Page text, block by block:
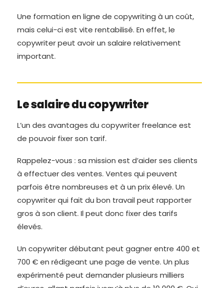
Une formation en ligne de copywriting à un coût,
mais celui-ci est vite rentabilisé. En effet, le
copywriter peut avoir un salaire relativement
important.
Le salaire du copywriter
L’un des avantages du copywriter freelance est
de pouvoir fixer son tarif.
Rappelez-vous : sa mission est d’aider ses clients
à effectuer des ventes. Ventes qui peuvent
parfois être nombreuses et à un prix élevé. Un
copywriter qui fait du bon travail peut rapporter
gros à son client. Il peut donc fixer des tarifs
élevés.
Un copywriter débutant peut gagner entre 400 et
700 € en rédigeant une page de vente. Un plus
expérimenté peut demander plusieurs milliers